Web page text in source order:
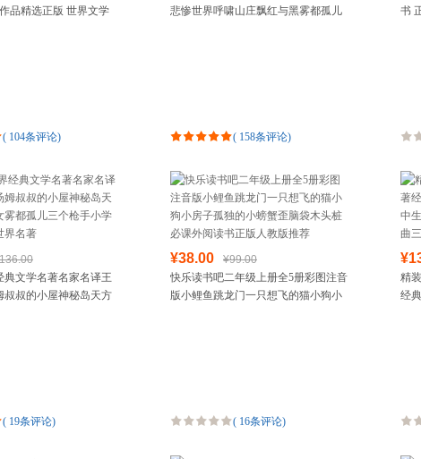
手表饰品
电脑办公
家用电器
品精选正版 世界文学
( 104条评论)
悲惨世界呼啸山庄飘红与黑雾都孤儿
( 158条评论)
书
典文学名著名家名译王
叔叔的小屋神秘岛天方
( 19条评论)
¥38.00
¥99.00
快乐读书吧二年级上册全5册彩图注音
版小鲤鱼跳龙门一只想飞的猫小狗小
( 16条评论)
精
经